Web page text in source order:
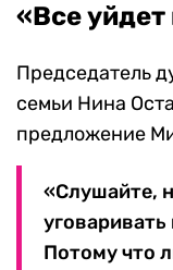
«Все
Председатель
семьи Нина
предложение
«Слушайте,
Потому что